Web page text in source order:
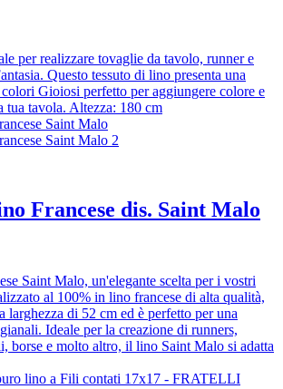
per realizzare tovaglie da tavolo, runner e
Questo tessuto di lino presenta una
Gioiosi perfetto per aggiungere colore e
tua tavola. Altezza: 180 cm
Francese dis. Saint Malo
Saint Malo, un'elegante scelta per i vostri
al 100% in lino francese di alta qualità,
larghezza di 52 cm ed è perfetto per una
Ideale per la creazione di runners,
borse e molto altro, il lino Saint Malo si adatta